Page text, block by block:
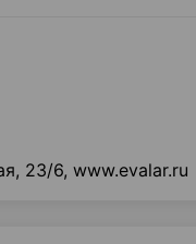
23/6, www.evalar.ru